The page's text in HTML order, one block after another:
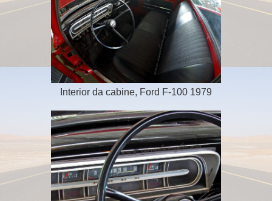
Interior da cabine, Ford F-100 1979